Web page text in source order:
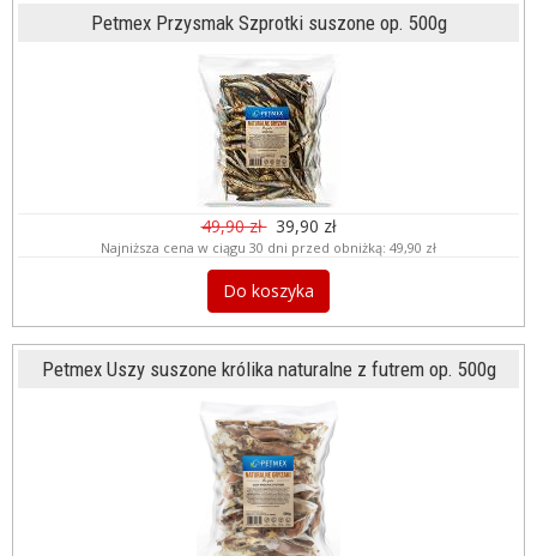
Petmex Przysmak Szprotki suszone op. 500g
49,90 zł 39,90 zł
Najniższa cena w ciągu 30 dni przed obniżką: 49,90 zł
Do koszyka
Petmex Uszy suszone królika naturalne z futrem op. 500g